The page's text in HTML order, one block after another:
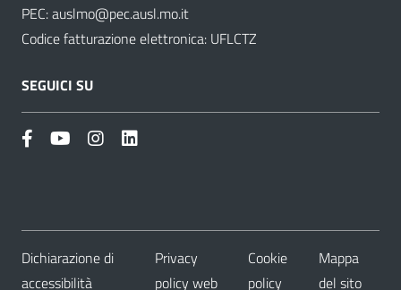
PEC:auslmo@pec.ausl.mo.it
Codice fatturazione elettronica: UFLCTZ
SEGUICI SU
Dichiarazione di
accessibilità
Privacy
policy web
Cookie
policy
Mappa
del sito